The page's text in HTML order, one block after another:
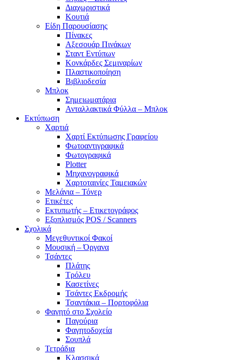
Διαχωριστικά
Κουτιά
Είδη Παρουσίασης
Πίνακες
Αξεσουάρ Πινάκων
Σταντ Εντύπων
Κονκάρδες Σεμιναρίων
Πλαστικοποίηση
Βιβλιοδεσία
Μπλοκ
Σημειωματάρια
Ανταλλακτικά Φύλλα – Μπλοκ
Εκτύπωση
Χαρτιά
Χαρτί Εκτύπωσης Γραφείου
Φωτοαντιγραφικά
Φωτογραφικά
Plotter
Μηχανογραφικά
Χαρτοταινίες Ταμειακών
Μελάνια – Τόνερ
Ετικέτες
Εκτυπωτής – Ετικετογράφος
Εξοπλισμός POS / Scanners
Σχολικά
Μεγεθυντικοί Φακοί
Μουσική – Όργανα
Τσάντες
Πλάτης
Τρόλευ
Κασετίνες
Τσάντες Εκδρομής
Τσαντάκια – Πορτοφόλια
Φαγητό στο Σχολείο
Παγούρια
Φαγητοδοχεία
Σουπλά
Τετράδια
Κλασσικά